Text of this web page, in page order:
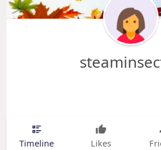
Timeline Likes